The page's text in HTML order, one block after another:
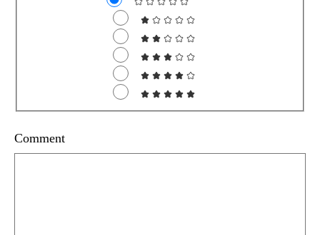
Comment